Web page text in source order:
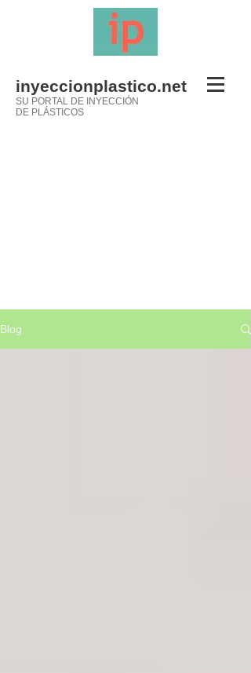
inyeccionplastico.net
SU PORTAL DE INYECCIÓN
DE PLÁSTICOS
Blog